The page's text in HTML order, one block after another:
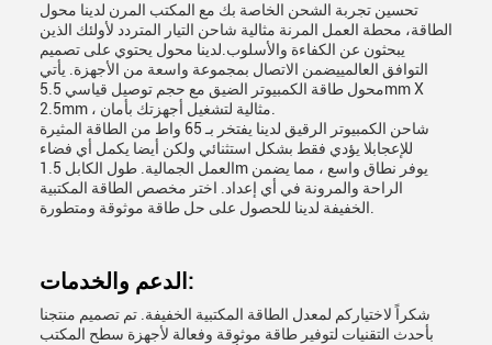
تحسين تجربة الشحن الخاصة بك مع المكتب المرن لدينا محول
الطاقة، محطة العمل المرنة مثالية شاحن التيار المتردد لأولئك الذين
يبحثون عن الكفاءة والأسلوب.لدينا محول يحتوي على تصميم
التوافق العالمييضمن الاتصال بمجموعة واسعة من الأجهزة. يأتي
محول طاقة الكمبيوتر الضيق مع حجم توصيل قياسي 5.5mm X
شاحن الكمبيوتر الرقيق لدينا يفتخر بـ 65 واط من الطاقة المثيرة
للإعجابلا يؤدي فقط بشكل استثنائي ولكن أيضا يكمل أي فضاء
العمل الجمالية. طول الكابل 1.5m يوفر نطاق واسع ، مما يضمن
الراحة والمرونة في أي إعداد. اختر مخصص الطاقة المكتبية
الدعم والخدمات:
شكراً لاختياركم لمعدل الطاقة المكتبية الخفيفة. تم تصميم منتجنا
بأحدث التقنيات لتوفير طاقة موثوقة وفعالة لأجهزة سطح المكتب